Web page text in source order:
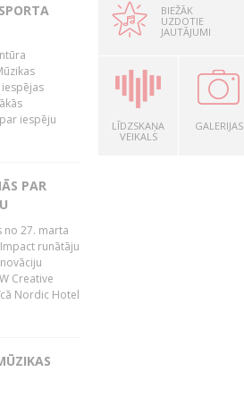
iespēju
PAR
no 27. marta
runātāju
Creative
Nordic Hotel
BIEŽĀK
UZDOTIE
JAUTĀJUMI
LĪDZSKAŅA
VEIKALS
GALERIJAS